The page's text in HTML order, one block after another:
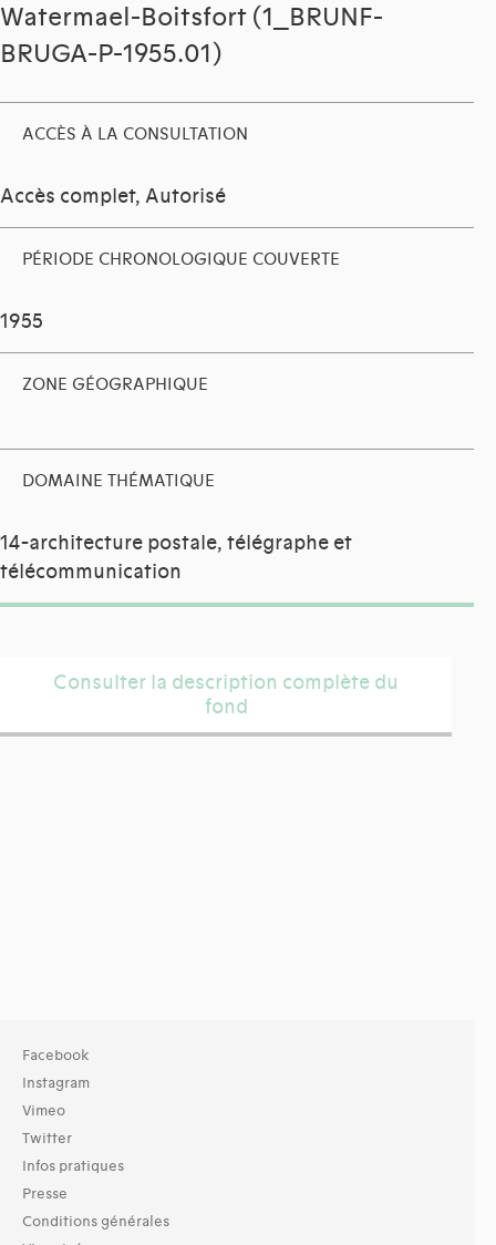
Watermael-Boitsfort (1_BRUNF-
BRUGA-P-1955.01)
ACCÈS À LA CONSULTATION
Accès complet, Autorisé
PÉRIODE CHRONOLOGIQUE COUVERTE
1955
ZONE GÉOGRAPHIQUE
DOMAINE THÉMATIQUE
14-architecture postale, télégraphe et
télécommunication
Consulter la description complète du
fond
Facebook
Instagram
Vimeo
Twitter
Infos pratiques
Presse
Conditions générales